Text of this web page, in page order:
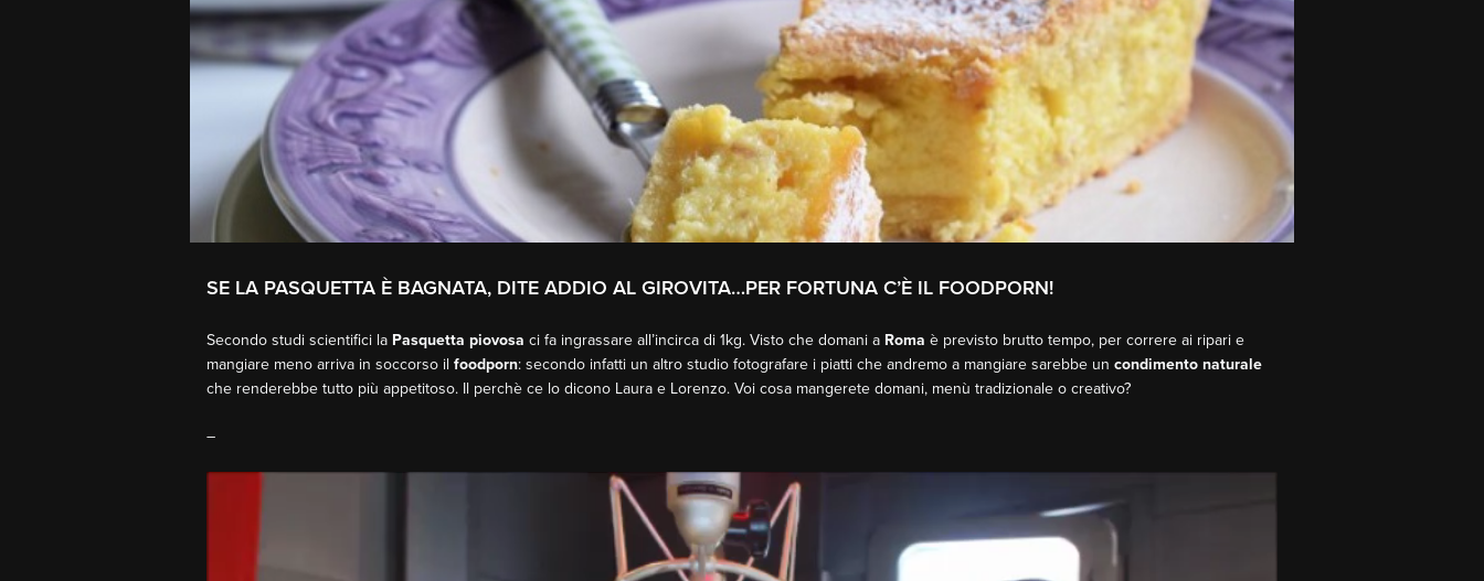
SE LA PASQUETTA È BAGNATA, DITE ADDIO AL GIROVITA…PER FORTUNA C’È IL FOODPORN!
Secondo studi scientifici la Pasquetta piovosa ci fa ingrassare all’incirca di 1kg. Visto che domani a Roma è previsto brutto tempo, per correre ai ripari e
mangiare meno arriva in soccorso il foodporn: secondo infatti un altro studio fotografare i piatti che andremo a mangiare sarebbe un condimento naturale
che renderebbe tutto più appetitoso. Il perchè ce lo dicono Laura e Lorenzo. Voi cosa mangerete domani, menù tradizionale o creativo?
–